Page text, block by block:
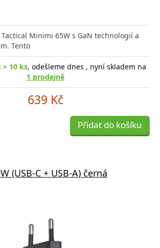
Minimi 65W s GaN technologií a
Tento
> 10 ks, odešleme dnes , nyní skladem na
1 prodejně
639 Kč
Přidat do košíku
(USB-C + USB-A) černá